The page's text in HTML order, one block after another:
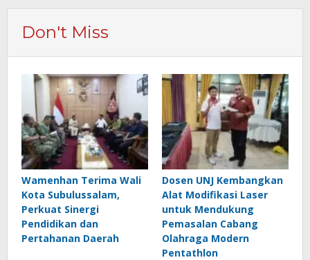
Don't Miss
Wamenhan Terima Wali
Kota Subulussalam,
Perkuat Sinergi
Pendidikan dan
Pertahanan Daerah
Dosen UNJ Kembangkan
Alat Modifikasi Laser
untuk Mendukung
Pemasalan Cabang
Olahraga Modern
Pentathlon